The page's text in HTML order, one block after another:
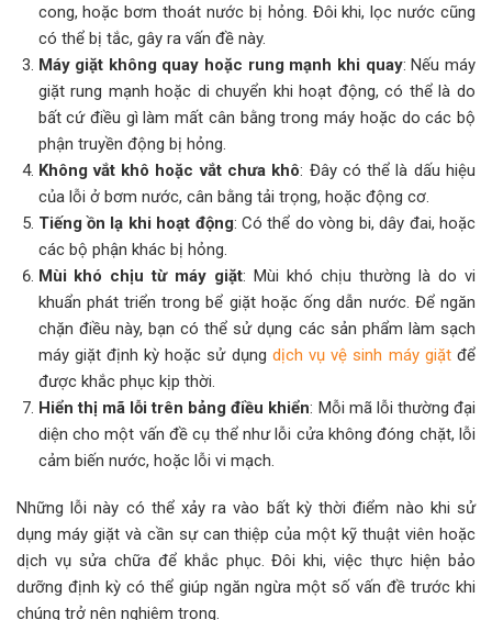
cong, hoặc bơm thoát nước bị hỏng. Đôi khi, lọc nước cũng
có thể bị tắc, gây ra vấn đề này.
Máy giặt không quay hoặc rung mạnh khi quay: Nếu máy
giặt rung mạnh hoặc di chuyển khi hoạt động, có thể là do
bất cứ điều gì làm mất cân bằng trong máy hoặc do các bộ
phận truyền động bị hỏng.
Không vắt khô hoặc vắt chưa khô: Đây có thể là dấu hiệu
của lỗi ở bơm nước, cân bằng tải trọng, hoặc động cơ.
Tiếng ồn lạ khi hoạt động: Có thể do vòng bi, dây đai, hoặc
các bộ phận khác bị hỏng.
Mùi khó chịu từ máy giặt: Mùi khó chịu thường là do vi
khuẩn phát triển trong bể giặt hoặc ống dẫn nước. Để ngăn
chặn điều này, bạn có thể sử dụng các sản phẩm làm sạch
máy giặt định kỳ hoặc sử dụng dịch vụ vệ sinh máy giặtđể
được khắc phục kịp thời.
Hiển thị mã lỗi trên bảng điều khiển: Mỗi mã lỗi thường đại
diện cho một vấn đề cụ thể như lỗi cửa không đóng chặt, lỗi
cảm biến nước, hoặc lỗi vi mạch.
Những lỗi này có thể xảy ra vào bất kỳ thời điểm nào khi sử
dụng máy giặt và cần sự can thiệp của một kỹ thuật viên hoặc
dịch vụ sửa chữa để khắc phục. Đôi khi, việc thực hiện bảo
dưỡng định kỳ có thể giúp ngăn ngừa một số vấn đề trước khi
chúng trở nên nghiêm trọng.